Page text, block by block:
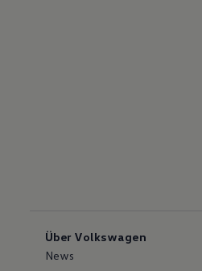
Über Volkswagen
News